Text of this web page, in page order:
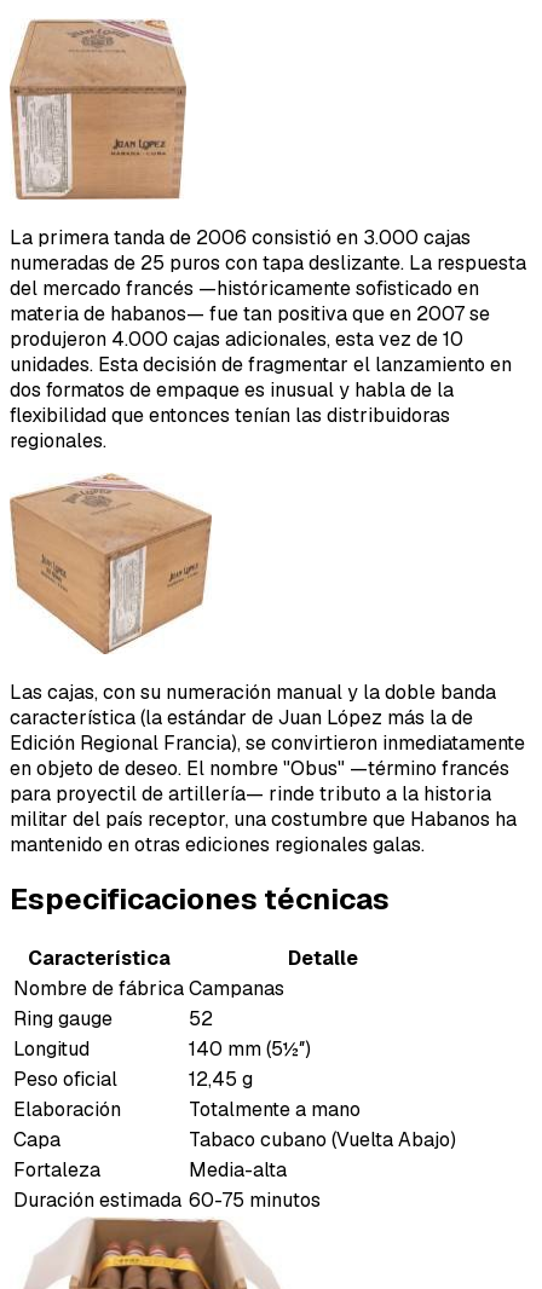
La primera tanda de 2006 consistió en 3.000 cajas
numeradas de 25 puros con tapa deslizante. La respuesta
del mercado francés —históricamente sofisticado en
materia de habanos— fue tan positiva que en 2007 se
produjeron 4.000 cajas adicionales, esta vez de 10
unidades. Esta decisión de fragmentar el lanzamiento en
dos formatos de empaque es inusual y habla de la
flexibilidad que entonces tenían las distribuidoras
regionales.
Las cajas, con su numeración manual y la doble banda
característica (la estándar de Juan López más la de
Edición Regional Francia), se convirtieron inmediatamente
en objeto de deseo. El nombre "Obus" —término francés
para proyectil de artillería— rinde tributo a la historia
militar del país receptor, una costumbre que Habanos ha
mantenido en otras ediciones regionales galas.
Especificaciones técnicas
Característica
Detalle
Nombre de fábricaCampanas
Ring gauge
52
Longitud
140 mm (5½″)
Peso oficial
12,45 g
Elaboración
Totalmente a mano
Capa
Tabaco cubano (Vuelta Abajo)
Fortaleza
Media-alta
Duración estimada 60-75 minutos